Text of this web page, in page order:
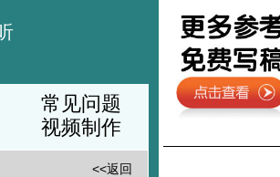
常见问题
视频制作
<<返回